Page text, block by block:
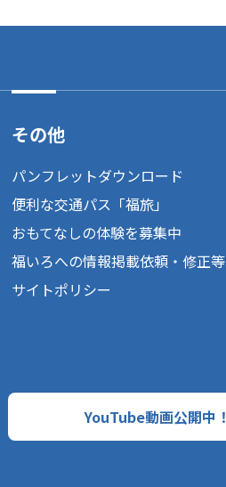
その他
パンフレットダウンロード
便利な交通パス「福旅」
おもてなしの体験を募集中
福いろへの情報掲載依頼・修正等
サイトポリシー
YouTube動画公開中！